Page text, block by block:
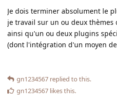
Je dois terminer absolument le
je travail sur un ou deux
ainsi qu'un ou deux plugins
(dont l'intégration d'un moyen
gn1234567 replied to this.
gn1234567 likes this.